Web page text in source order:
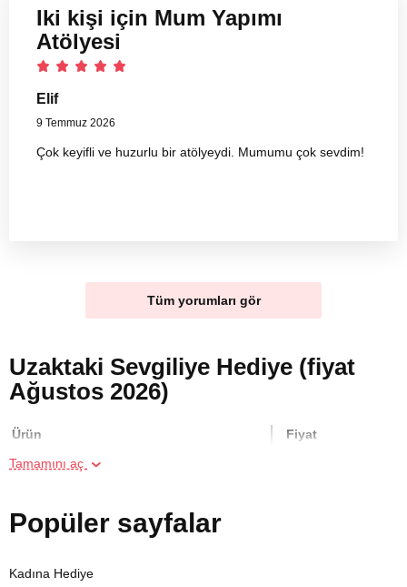
Iki kişi için Mum Yapımı
Atölyesi
Elif
9 Temmuz 2026
Çok keyifli ve huzurlu bir atölyeydi. Mumumu çok sevdim!
Tüm yorumları gör
Uzaktaki Sevgiliye Hediye (fiyat
Ağustos 2026)
Ürün Fiyat
İki Kişi için Heykel Atölyesi
Resim Atölyesi
Tamamını aç
Popüler sayfalar
Kadına Hediye